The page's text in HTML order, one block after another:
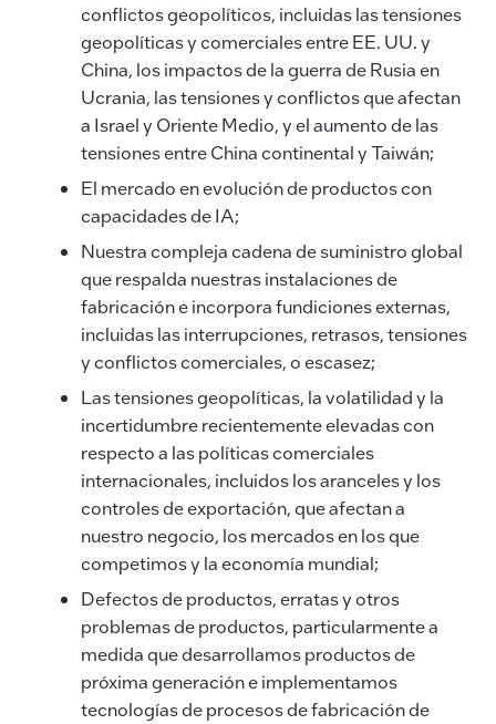
conflictos geopolíticos, incluidas las tensiones
geopolíticas y comerciales entre EE. UU. y
China, los impactos de la guerra de Rusia en
Ucrania, las tensiones y conflictos que afectan
a Israel y Oriente Medio, y el aumento de las
tensiones entre China continental y Taiwán;
El mercado en evolución de productos con
capacidades de IA;
Nuestra compleja cadena de suministro global
que respalda nuestras instalaciones de
fabricación e incorpora fundiciones externas,
incluidas las interrupciones, retrasos, tensiones
y conflictos comerciales, o escasez;
Las tensiones geopolíticas, la volatilidad y la
incertidumbre recientemente elevadas con
respecto a las políticas comerciales
internacionales, incluidos los aranceles y los
controles de exportación, que afectan a
nuestro negocio, los mercados en los que
competimos y la economía mundial;
Defectos de productos, erratas y otros
problemas de productos, particularmente a
medida que desarrollamos productos de
próxima generación e implementamos
tecnologías de procesos de fabricación de